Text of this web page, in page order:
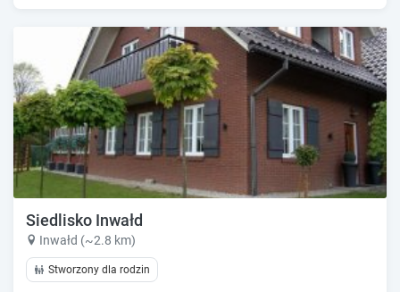
Siedlisko Inwałd
Inwałd (~2.8 km)
Stworzony dla rodzin